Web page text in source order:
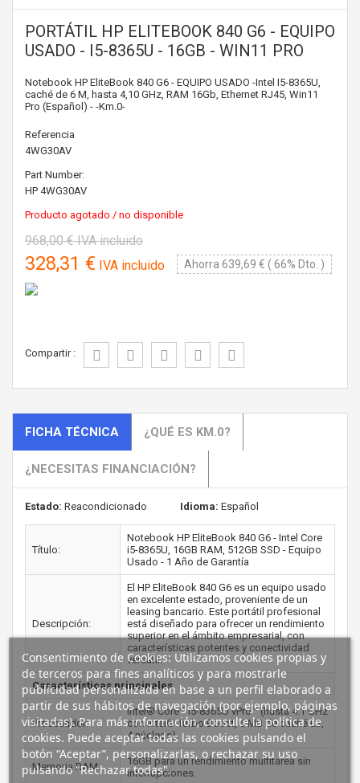
PORTÁTIL HP ELITEBOOK 840 G6 - EQUIPO
USADO - I5-8365U - 16GB - WIN11 PRO
Notebook HP EliteBook 840 G6 - EQUIPO USADO -Intel I5-8365U,
caché de 6 M, hasta 4,10 GHz, RAM 16Gb, Ethernet RJ45, Win11
Pro (Español) - -Km.0-
Referencia
4WG30AV
Part Number:
HP 4WG30AV
Producto agotado / no disponible
968,00 €IVA incluido
328,31 € IVA incluido Ahorra 639,69 € ( 66% Dto. )
Compartir :
FICHA TÉCNICA ¿QUÉ ES KM.0?
¿NECESITAS FINANCIACIÓN?
Estado: Reacondicionado Idioma: Español
Título:
Notebook HP EliteBook 840 G6 - Intel Core
i5-8365U, 16GB RAM, 512GB SSD - Equipo
Usado - 1 Año de Garantía
Descripción:
El HP EliteBook 840 G6 es un equipo usado
en excelente estado, proveniente de un
leasing bancario. Este portátil profesional
está diseñado para ofrecer un rendimiento
superior en el ámbito empresarial, con
características potentes y conectividad
versátil.
Características principales
Procesador:
Intel® Core™ i5-8365U vPro™ (hasta 4.1 GHz
con Intel® Turbo Boost, 6 MB de caché L3,
4 núcleos).
Memoria RAM:
16GB para un rendimiento multitarea sin
interrupciones.
Consentimiento de Cookies: Utilizamos cookies propias y
de terceros para fines analíticos y para mostrarle
publicidad personalizada en base a un perfil elaborado a
partir de sus hábitos de navegación (por ejemplo, páginas
visitadas). Para más información, consulte la política de
cookies. Puede aceptar todas las cookies pulsando el
botón “Aceptar”, personalizarlas, o rechazar su uso
pulsando "Rechazar todas".